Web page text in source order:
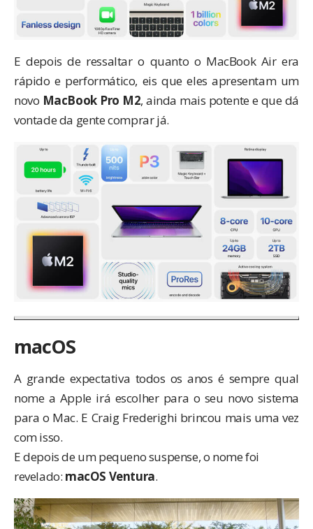
E depois de ressaltar o quanto o MacBook Air era
rápido e performático, eis que eles apresentam um
novo MacBook Pro M2, ainda mais potente e que dá
vontade da gente comprar já.
macOS
A grande expectativa todos os anos é sempre qual
nome a Apple irá escolher para o seu novo sistema
para o Mac. E Craig Frederighi brincou mais uma vez
com isso.
E depois de um pequeno suspense, o nome foi
revelado: macOS Ventura.